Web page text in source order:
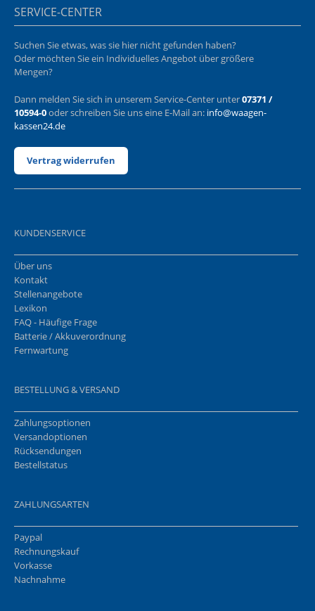
SERVICE-CENTER
Suchen Sie etwas, was sie hier nicht gefunden haben?
Oder möchten Sie ein Individuelles Angebot über größere
Mengen?
Dann melden Sie sich in unserem Service-Center unter07371 /
10594-0oder schreiben Sie uns eine E-Mail an: info@waagen-
kassen24.de
Vertrag widerrufen
KUNDENSERVICE
Über uns
Kontakt
Stellenangebote
Lexikon
FAQ - Häufige Frage
Batterie / Akkuverordnung
Fernwartung
BESTELLUNG & VERSAND
Zahlungsoptionen
Versandoptionen
Rücksendungen
Bestellstatus
ZAHLUNGSARTEN
Paypal
Rechnungskauf
Vorkasse
Nachnahme